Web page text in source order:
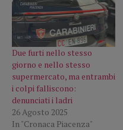
Due furti nello stesso
giorno e nello stesso
supermercato, ma entrambi
i colpi falliscono:
denunciati i ladri
26 Agosto 2025
In "Cronaca Piacenza"